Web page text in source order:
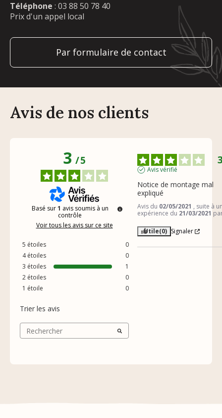
Téléphone : 03 88 50 78 40
Prix d'un appel local
Par formulaire de contact
Avis de nos clients
3/5
Basé sur1 avis soumis à un
contrôle
Voir tous les avis sur ce site
5 étoiles
0
4étoiles
0
3 étoiles
1
2 étoiles
0
1 étoile 0
Trier les avis
Avis vérifié
Notice de montage mal
expliqué
Avis du 02/05/2021 , suite à
expérience du 21/03/2021
Utile(0) Signaler